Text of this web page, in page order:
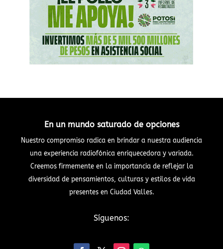
En un mundo saturado de opciones
Nuestro compromiso radica en brindar a nuestra audiencia
una experiencia radiofónica enriquecedora y variada.
Creemos firmemente en la importancia de reflejar la
diversidad de pensamientos, culturas y estilos de vida
presentes en Ciudad Valles.
Síguenos: